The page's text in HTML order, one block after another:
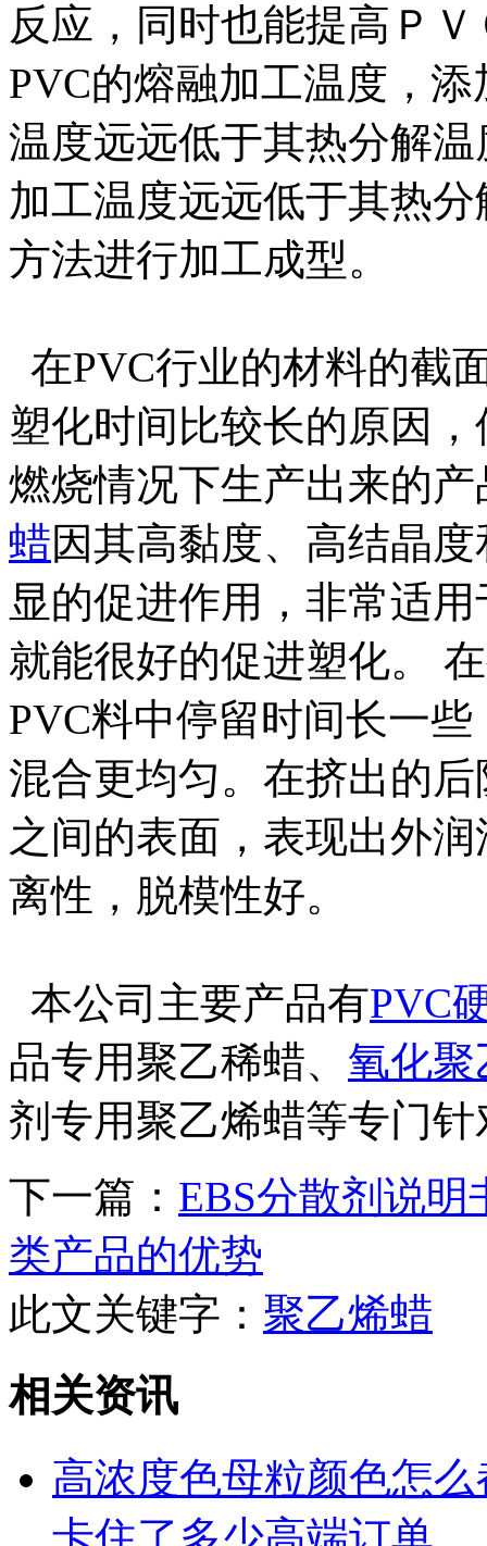
反应，同时也能提高Ｐ
PVC的熔融加工温度，
温度远远低于其热分解
加工温度远远低于其热
方法进行加工成型。
在PVC行业的材料的截
塑化时间比较长的原因
燃烧情况下生产出来的
蜡因其高黏度、高结晶
显的促进作用，非常适
就能很好的促进塑化。
PVC料中停留时间长一
混合更均匀。在挤出的
之间的表面，表现出外
离性，脱模性好。
本公司主要产品有PVC
品专用聚乙稀蜡、 氧化聚
剂专用聚乙烯蜡等专门
下一篇： EBS分散剂说明
类产品的优势
此文关键字： 聚乙烯蜡
相关资讯
高浓度色母粒颜色怎
卡住了多少高端订单